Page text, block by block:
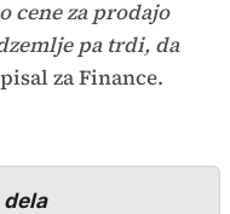
cene za prodajo
pa trdi, da
za Finance.
dela